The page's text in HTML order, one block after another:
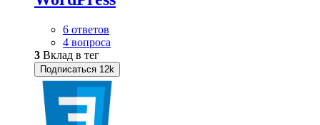
6 ответов
4 вопроса
3 Вклад в тег
Подписаться 12k